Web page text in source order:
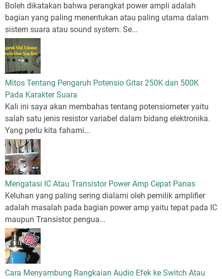
Boleh dikatakan bahwa perangkat power ampli adalah
bagian yang paling menentukan atau paling utama dalam
sistem suara atau sound system. Se...
Mitos Tentang Pengaruh Potensio Gitar 250K dan 500K
Pada Karakter Suara
Kali ini saya akan membahas tentang potensiometer yaitu
salah satu jenis resistor variabel dalam bidang elektronika.
Yang perlu kita fahami...
Mengatasi IC Atau Transistor Power Amp Cepat Panas
Keluhan yang paling sering dialami oleh pemilik amplifier
adalah masalah pada bagian power amp yaitu tepat pada IC
maupun Transistor pengua...
Cara Menyambung Rangkaian Audio Efek ke Switch Atau